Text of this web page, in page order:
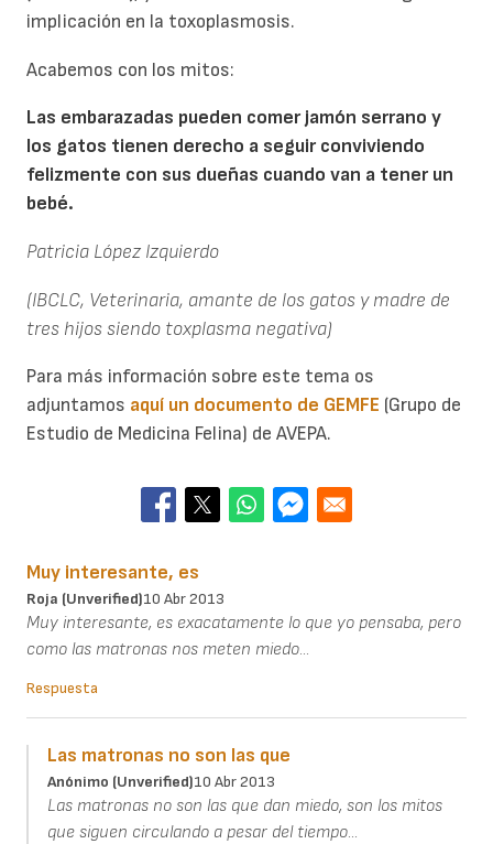
implicación en la toxoplasmosis.
Acabemos con los mitos:
Las embarazadas pueden comer jamón serrano y
los gatos tienen derecho a seguir conviviendo
felizmente con sus dueñas cuando van a tener un
bebé.
Patricia López Izquierdo
(IBCLC, Veterinaria, amante de los gatos y madre de
tres hijos siendo toxplasma negativa)
Para más información sobre este tema os
adjuntamos aquí un documento de GEMFE (Grupo de
Estudio de Medicina Felina) de AVEPA.
Muy interesante, es
Roja (unverified)10 Abr 2013
Muy interesante, es exacatamente lo que yo pensaba, pero
como las matronas nos meten miedo...
Respuesta
Las matronas no son las que
Anónimo (unverified)10 Abr 2013
Las matronas no son las que dan miedo, son los mitos
que siguen circulando a pesar del tiempo...